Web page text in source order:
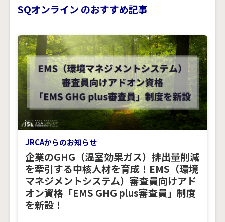
SQオンライン のおすすめ記事
JRCAからのお知らせ
企業のGHG（温室効果ガス）排出量削減
を牽引する中核人材を育成！EMS（環境
マネジメントシステム）審査員向けアド
オン資格「EMS GHG plus審査員」制度
を新設！